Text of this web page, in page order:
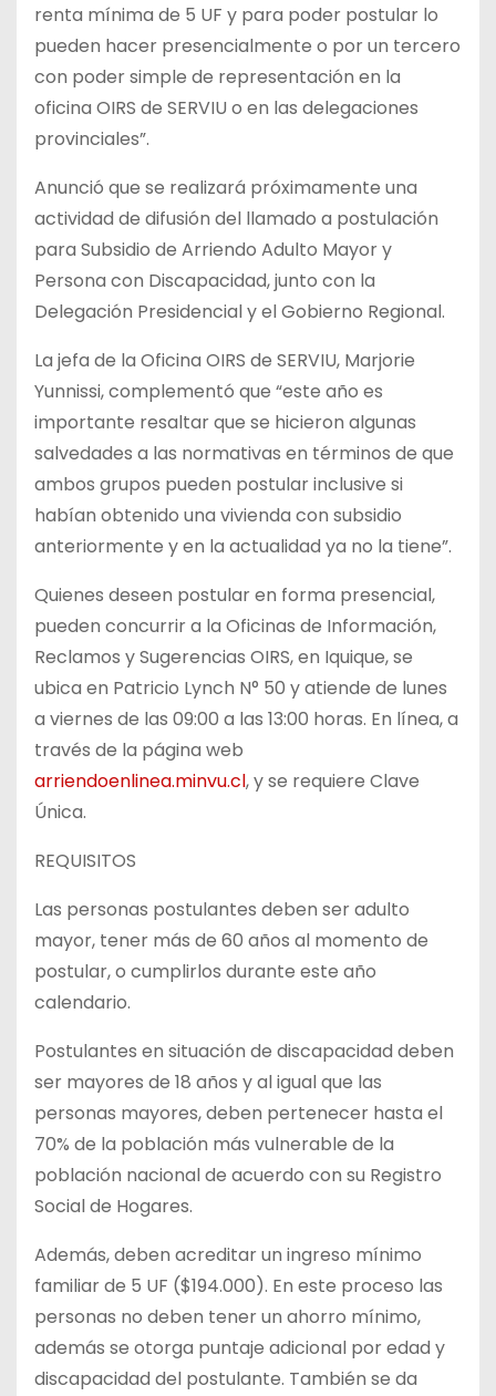
renta mínima de 5 UF y para poder postular lo
pueden hacer presencialmente o por un tercero
con poder simple de representación en la
oficina OIRS de SERVIU o en las delegaciones
provinciales”.
Anunció que se realizará próximamente una
actividad de difusión del llamado a postulación
para Subsidio de Arriendo Adulto Mayor y
Persona con Discapacidad, junto con la
Delegación Presidencial y el Gobierno Regional.
La jefa de la Oficina OIRS de SERVIU, Marjorie
Yunnissi, complementó que “este año es
importante resaltar que se hicieron algunas
salvedades a las normativas en términos de que
ambos grupos pueden postular inclusive si
habían obtenido una vivienda con subsidio
anteriormente y en la actualidad ya no la tiene”.
Quienes deseen postular en forma presencial,
pueden concurrir a la Oficinas de Información,
Reclamos y Sugerencias OIRS, en Iquique, se
ubica en Patricio Lynch N° 50 y atiende de lunes
a viernes de las 09:00 a las 13:00 horas. En línea, a
través de la página web
arriendoenlinea.minvu.cl, y se requiere Clave
Única.
REQUISITOS
Las personas postulantes deben ser adulto
mayor, tener más de 60 años al momento de
postular, o cumplirlos durante este año
calendario.
Postulantes en situación de discapacidad deben
ser mayores de 18 años y al igual que las
personas mayores, deben pertenecer hasta el
70% de la población más vulnerable de la
población nacional de acuerdo con su Registro
Social de Hogares.
Además, deben acreditar un ingreso mínimo
familiar de 5 UF ($194.000). En este proceso las
personas no deben tener un ahorro mínimo,
además se otorga puntaje adicional por edad y
discapacidad del postulante. También se da